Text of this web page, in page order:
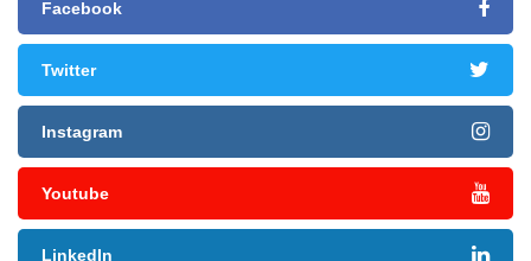
Facebook
Twitter
Instagram
Youtube
LinkedIn